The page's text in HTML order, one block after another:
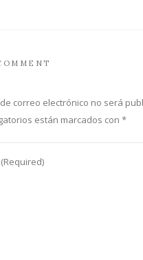
correo electrónico no será
están marcados con *